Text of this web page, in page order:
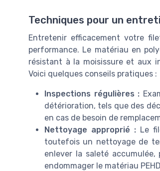
Techniques pour un
Entretenir efficacement votre
performance. Le matériau en
résistant à la moisissure et aux
Voici quelques conseils pratiques :
Inspections régulières :
détérioration, tels que des
en cas de besoin de
Nettoyage approprié :Le
toutefois un nettoyage de
enlever la saleté
endommager le matériau